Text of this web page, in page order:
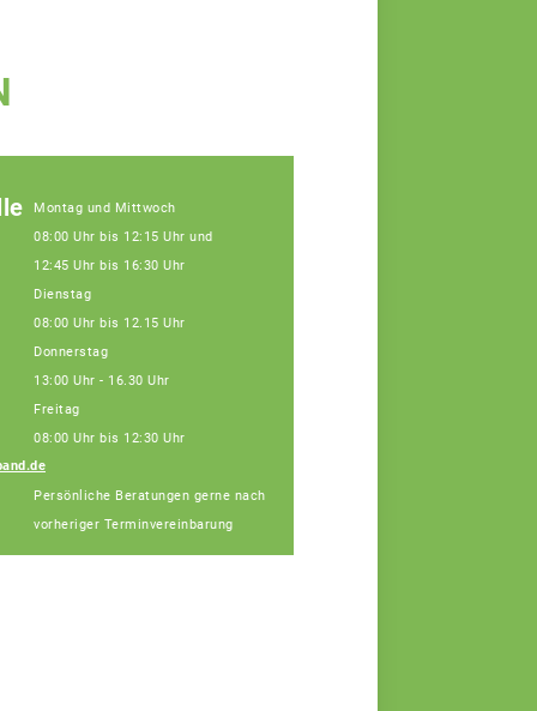
Montag und Mittwoch
08:00 Uhr bis 12:15 Uhr und
12:45 Uhr bis 16:30 Uhr
Dienstag
08:00 Uhr bis 12.15 Uhr
Donnerstag
13:00 Uhr - 16.30 Uhr
Freitag
08:00 Uhr bis 12:30 Uhr
Persönliche Beratungen gerne nach
vorheriger Terminvereinbarung